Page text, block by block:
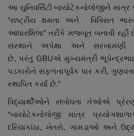
સ્વાસ્થ્ય
આ યુનિવર્સિટી બાયોટેકનોલોજીને
“રાષ્ટ્રીય ક્ષમતા અને વિક્સિત
આધારશિલા” તરીકે મજબૂત બનાવી
સંસ્થાને અપેક્ષા અને સરખામણી
છે, પરંતુ GBUએ મુખ્યમંત્રી
પડકારોને સફળતાપૂર્વક પાર કરી,
સ્થાપિત કર્યા છે.”
વિદ્યાર્થીઓને સંબોધતા તેઓએ
“બાયોટેકનોલોજી માત્ર
દરિયાકાંઠા, ખેતરો, ગામડાઓ અને